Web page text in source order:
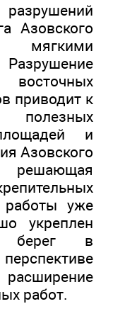
Азовского
приводит к
и
Азовского
работы уже
укреплен
берег в
расширение
работ.